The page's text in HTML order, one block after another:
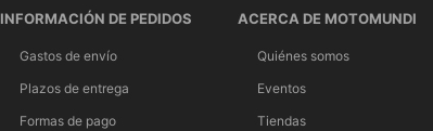
INFORMACIÓN DE PEDIDOS
Gastos de envío
Plazos de entrega
Formas de pago
ACERCA DE MOTOMUNDI
Quiénes somos
Eventos
Tiendas